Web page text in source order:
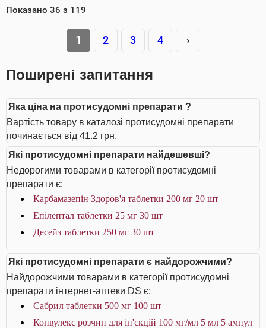
Показано 36 з 119
1 2 3 4 ›
Поширені запитання
Яка ціна на протисудомні препарати ?
Вартість товару в каталозі протисудомні препарати
починається від 41.2 грн.
Які протисудомні препарати найдешевші?
Недорогими товарами в категорії протисудомні
препарати є:
Карбамазепін Здоров'я таблетки 200 мг 20 шт
Епілептал таблетки 25 мг 30 шт
Десейз таблетки 250 мг 30 шт
Які протисудомні препарати є найдорожчими?
Найдорожчими товарами в категорії протисудомні
препарати інтернет-аптеки DS є:
Сабрил таблетки 500 мг 100 шт
Конвулекс розчин для ін'єкцій 100 мг/мл 5 мл 5 ампул